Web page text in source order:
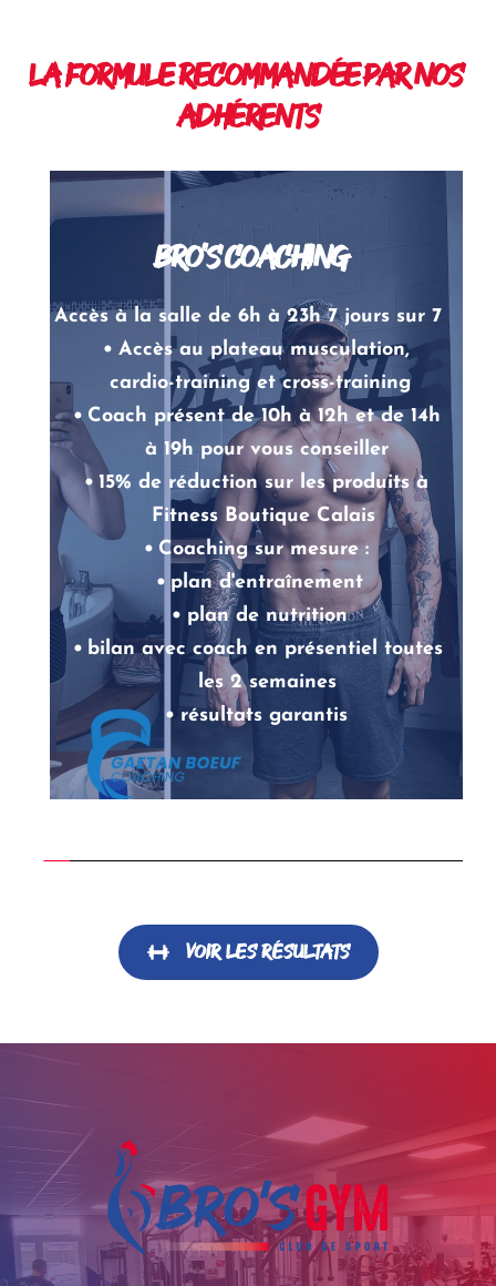
JE me lance
La formule recommandée par nos
adhérents
Bro's COACHING
Accès à la salle de 6h à 23h 7 jours sur 7
Accès au plateau musculation,
cardio-training et cross-training
Coach présent de 10h à 12h et de 14h
à 19h pour vous conseiller
15% de réduction sur les produits à
Fitness Boutique Calais
Coaching sur mesure :
plan d'entraînement
plan de nutrition
bilan avec coach en présentiel toutes
les 2 semaines
résultats garantis
JE me lance
Voir les résultats